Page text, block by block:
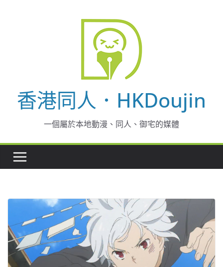
香港同人．HKDoujin
一個屬於本地動漫、同人、御宅的媒體